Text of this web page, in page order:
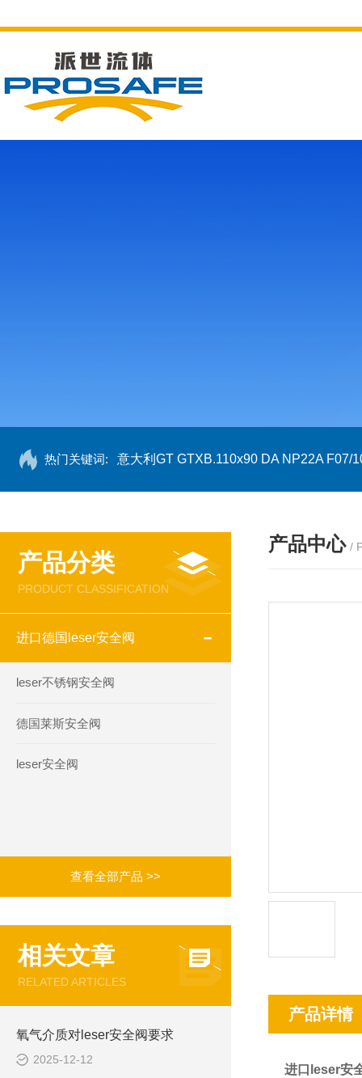
热门关键词: 意大利GT GTXB.110x90 DA NP22A F07/
产品分类
PRODUCT CLASSIFICATION
进口德国leser安全阀
leser不锈钢安全阀
德国莱斯安全阀
leser安全阀
查看全部产品 >>
相关文章
RELATED ARTICLES
氧气介质对leser安全阀要求
2025-12-12
产品中心 /
产品详情
进口leser安